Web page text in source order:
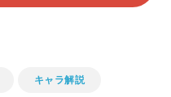
キャラ解説